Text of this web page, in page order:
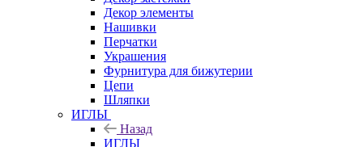
Декор элементы
Нашивки
Перчатки
Украшения
Фурнитура для бижутерии
Цепи
Шляпки
ИГЛЫ
Назад
ИГЛЫ